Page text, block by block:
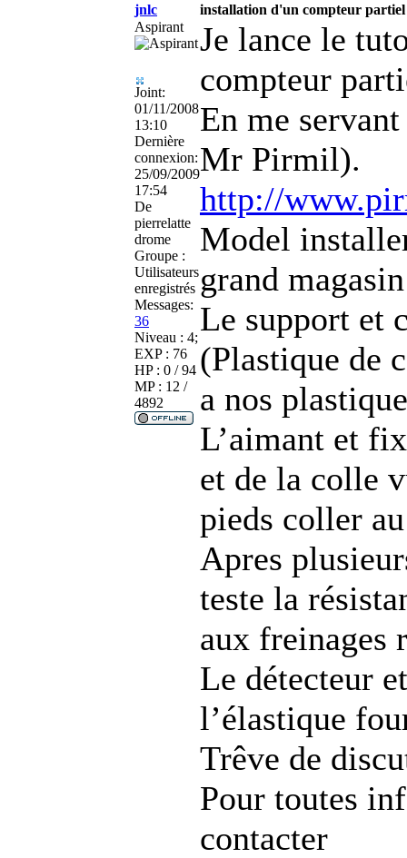
jnlc
installation d'un compteur partiel
Aspirant
Joint:
01/11/2008
13:10
Dernière
connexion:
25/09/2009
17:54
De
pierrelatte
drome
Groupe :
Utilisateurs
enregistrés
Messages:
36
Niveau : 4;
EXP : 76
HP : 0 / 94
MP : 12 /
4892
Je lance le
compteur
En me
Mr Pirmil).
http://
Model
grand
Le support et
(Plastique de
a nos
L’aimant et
et de la colle
pieds coller
Apres
teste la
aux freinages
Le détecteur
l’élastique
Trêve de
Pour toutes
contacter